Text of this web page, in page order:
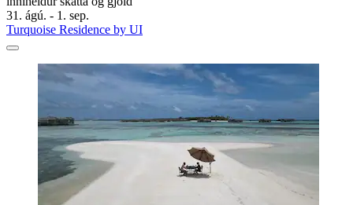
31. ágú. - 1. sep.
Turquoise Residence by UI